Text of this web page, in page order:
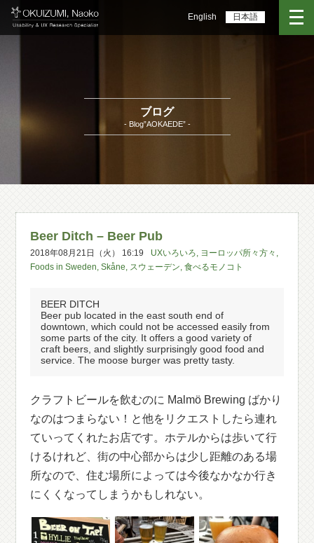
English 日本語
ブログ
- Blog”AOKAEDE” -
Beer Ditch – Beer Pub
2018年08月21日（火） 16:19 UXいろいろ, ヨーロッパ所々方々 ,
Foods in Sweden,Skåne, スウェーデン,食べるモノコト
BEER DITCH
Beer pub located in the east south end of
downtown, which could not be accessed easily from
some parts of the city. It offers a good variety of
craft beers, and slightly surprisingly good food and
service. The moose burger was pretty tasty.
クラフトビールを飲むのに Malmö Brewing ばかり
なのはつまらない！と他をリクエストしたら連れ
ていってくれたお店です。ホテルからは歩いて行
けるけれど、街の中心部からは少し距離のある場
所なので、住む場所によっては今後なかなか行き
にくくなってしまうかもしれない。